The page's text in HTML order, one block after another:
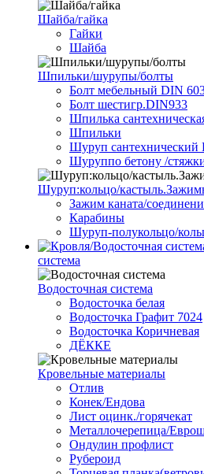
Шайба/гайка
Гайки
Шайба
Шпильки/шурупы/болты
Болт мебельный DIN
Болт шестигр.DIN933
Шпилька
Шпильки
Шуруп сантехнический
Шуруппо бетону /
Шуруп:кольцо/
Зажим каната/
Карабины
Шуруп-полукольцо/
система
Водосточная система
Водосточка белая
Водосточка Графит 7024
Водосточка Коричневая
ДЁККЕ
Кровельные материалы
Отлив
Конек/Ендова
Лист оцинк./горячекат
Металлочерепица/
Ондулин профлист
Рубероид